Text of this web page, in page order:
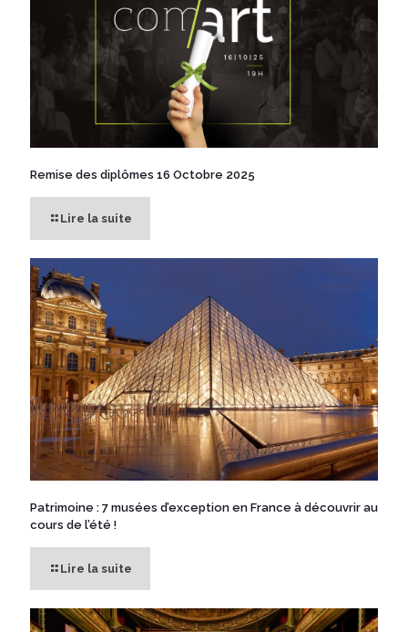
Remise des diplômes 16 Octobre 2025
Lire la suite
Patrimoine : 7 musées d’exception en France à découvrir au
cours de l’été !
Lire la suite